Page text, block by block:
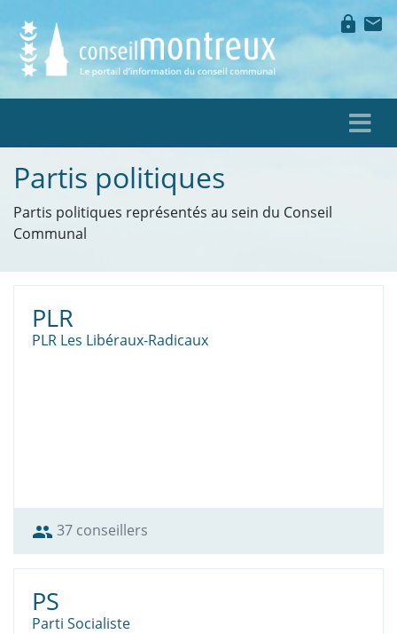
lock mail
Partis politiques
Partis politiques représentés au sein du Conseil
Communal
PLR
PLR Les Libéraux-Radicaux
group 37 conseillers
PS
Parti Socialiste